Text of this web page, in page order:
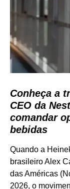
Conheça a
CEO da
comandar
bebidas
Quando a
brasileiro Alex
das Américas
2026, o